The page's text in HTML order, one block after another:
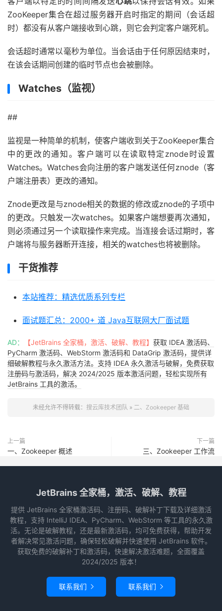
ZooKeeper集合在超过服务器开启时指定的期间（会话超
时）都没有从客户端接收到心跳，则它会判定客户端死机。
会话超时通常以毫秒为单位。当会话由于任何原因结束时，
在该会话期间创建的临时节点也会被删除。
Watches（监视）
##
监视是一种简单的机制，使客户端收到关于ZooKeeper集合
中的更改的通知。客户端可以在读取特定znode时设置
Watches。Watches会向注册的客户端发送任何znode（客
户端注册表）更改的通知。
Znode更改是与znode相关的数据的修改或znode的子项中
的更改。只触发一次watches。如果客户端想要再次通知，
则必须通过另一个读取操作来完成。当连接会话过期时，客
户端将与服务器断开连接，相关的watches也将被删除。
干货推荐
本站推荐：精选优质系列专栏
面试题汇总：2000+ 道 Java互联网大厂面试题
AD： 【JetBrains 全家桶，激活、破解、教程】 获取 IDEA 激活码、
PyCharm 激活码、WebStorm 激活码和 DataGrip 激活码，提供详
细破解教程与永久激活方法。支持 IDEA 永久激活与破解，免费获取
注册码与激活码，解决 2024/2025 版本激活问题，轻松实现所有
JetBrains 工具的激活。
未经允许不得转载： 搜云库技术团队 » 二、Zookeeper 基础
上一篇
一、Zookeeper 概述
下一篇
三、Zookeeper 工作流
JetBrains 全家桶，激活、破解、教程
提供 JetBrains 全家桶激活码、注册码、破解补丁下载及详细激活
教程，支持 IntelliJ IDEA、PyCharm、WebStorm 等工具的永久激
活。无论是破解教程，还是最新激活码，均可免费获得，帮助开发
者解决常见激活问题，确保轻松破解并快速使用 JetBrains 软件。
获取免费的破解补丁和激活码，快速解决激活难题，全面覆盖
2024/2025 版本！
联系我们  联系我们 